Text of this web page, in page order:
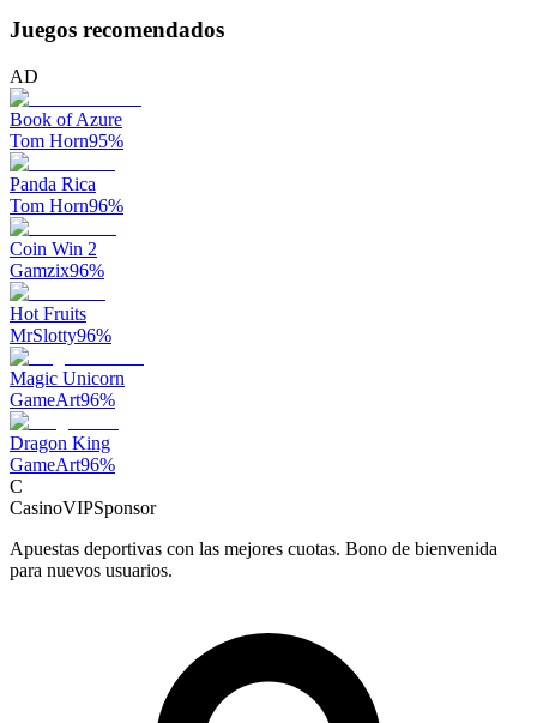
Juegos recomendados
AD
Book of Azure
Tom Horn95%
Panda Rica
Tom Horn96%
Coin Win 2
Gamzix96%
Hot Fruits
MrSlotty96%
Magic Unicorn
GameArt96%
Dragon King
GameArt96%
C
CasinoVIPSponsor
Apuestas deportivas con las mejores cuotas. Bono de bienvenida
para nuevos usuarios.